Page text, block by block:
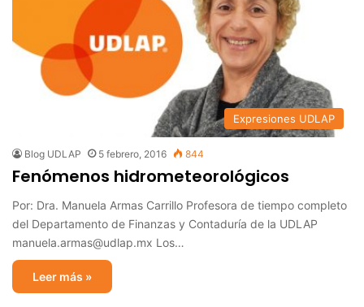
Expresiones UDLAP
Blog UDLAP 5 febrero, 2016 844
Fenómenos hidrometeorológicos
Por: Dra. Manuela Armas Carrillo Profesora de tiempo completo
del Departamento de Finanzas y Contaduría de la UDLAP
manuela.armas@udlap.mx Los…
Leer más »